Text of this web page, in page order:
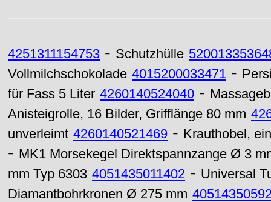
4251311154753 - Schutzhülle
Vollmilchschokolade 4015200033471 -
für Fass 5 Liter 4260140524040 -
Anisteigrolle, 16 Bilder, Grifflänge 80 mm
unverleimt 4260140521469 - Krauthobel,
- MK1 Morsekegel Direktspannzange Ø 3
mm Typ 6303 4051435011402 - Universal
Diamantbohrkronen Ø 275 mm